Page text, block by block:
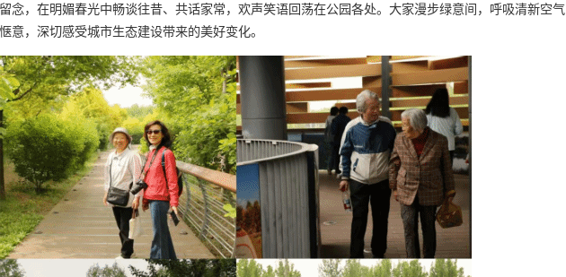
念，在明媚春光中畅谈往昔、共话家常，欢声笑语回荡在公园各处。大家漫步绿意间，呼吸清新空
意，深切感受城市生态建设带来的美好变化。